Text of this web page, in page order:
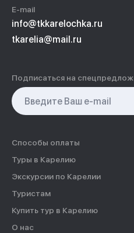
E-mail
info@tkkarelochka.ru
tkarelia@mail.ru
Подписаться на
Способы оплаты
Туры в Карелию
Экскурсии по Карелии
Туристам
Купить тур в Карелию
О нас